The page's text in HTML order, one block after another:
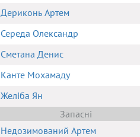
Дериконь Артем
Середа Олександр
Сметана Денис
Канте Мохамаду
Желіба Ян
Запасні
Недозимований Артем